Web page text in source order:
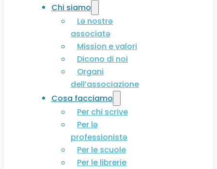
Chi siamo
Lə nostrə
associatə
Mission e valori
Dicono di noi
Organi
dell’associazione
Cosa facciamo
Per chi scrive
Per lə
professionistə
Per le scuole
Per le librerie